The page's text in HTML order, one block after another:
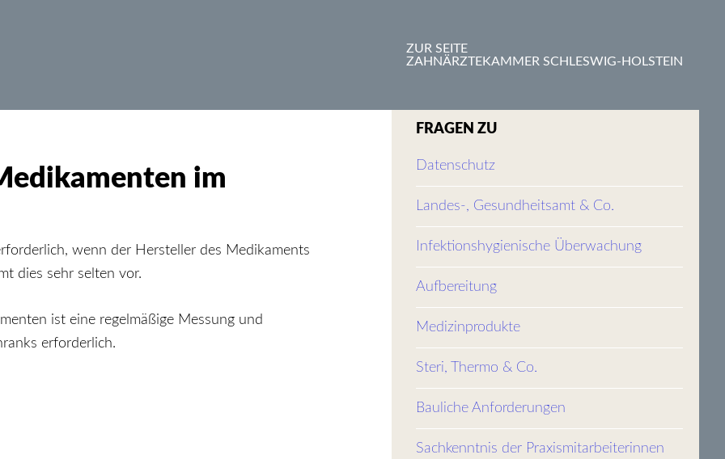
ZUR SEITE
ZAHNÄRZTEKAMMER SCHLESWIG-HOLSTEIN
im
wenn der Hersteller des Medikaments
dies sehr selten vor.
ist eine regelmäßige Messung und
erforderlich.
FRAGEN ZU
Datenschutz
Landes-, Gesundheitsamt & Co.
Infektionshygienische Überwachung
Aufbereitung
Medizinprodukte
Steri, Thermo & Co.
Bauliche Anforderungen
Sachkenntnis der Praxismitarbeiterinnen